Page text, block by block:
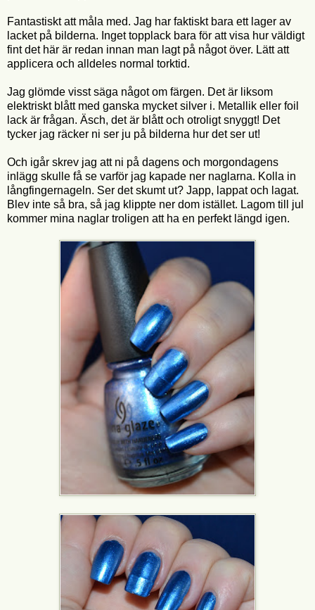
Fantastiskt att måla med. Jag har faktiskt bara ett lager av
lacket på bilderna. Inget topplack bara för att visa hur väldigt
fint det här är redan innan man lagt på något över. Lätt att
applicera och alldeles normal torktid.
Jag glömde visst säga något om färgen. Det är liksom
elektriskt blått med ganska mycket silver i. Metallik eller foil
lack är frågan. Äsch, det är blått och otroligt snyggt! Det
tycker jag räcker ni ser ju på bilderna hur det ser ut!
Och igår skrev jag att ni på dagens och morgondagens
inlägg skulle få se varför jag kapade ner naglarna. Kolla in
långfingernageln. Ser det skumt ut? Japp, lappat och lagat.
Blev inte så bra, så jag klippte ner dom istället. Lagom till jul
kommer mina naglar troligen att ha en perfekt längd igen.